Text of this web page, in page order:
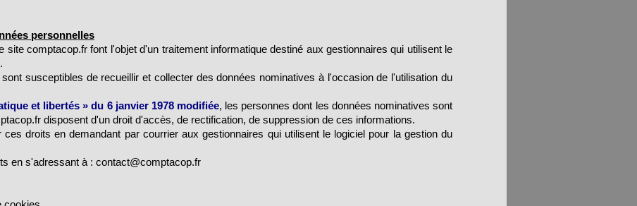
personnelles
site comptacop.fr font l'objet d'un traitement informatique destiné aux gestionnaires qui utilisent le
susceptibles de recueillir et collecter des données nominatives à l'occasion de l'utilisation du
et libertés » du 6 janvier 1978 modifiée, les personnes dont les données nominatives sont
disposent d'un droit d'accès, de rectification, de suppression de ces informations.
droits en demandant par courrier aux gestionnaires qui utilisent le logiciel pour la gestion du
en s'adressant à : contact@comptacop.fr